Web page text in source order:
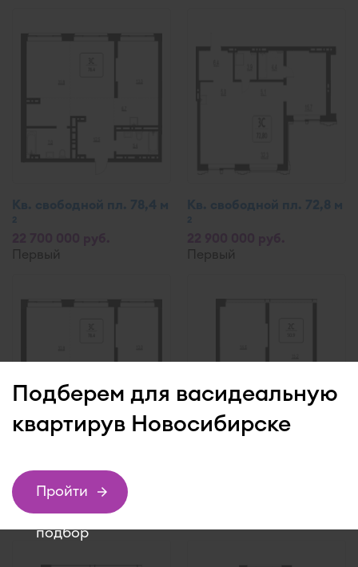
Кв. свободной пл. 78,4 м
2
Первый
Кв. свободной пл. 72,8 м
2
Первый
Кв. свободной пл. 78,4 м
2
22 800 000 руб.
Подберем для васидеальную
квартирув Новосибирске
Пройти
подбор